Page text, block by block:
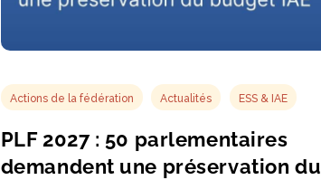
Actions de la fédération Actualités ESS & IAE
PLF 2027 : 50 parlementaires
demandent une préservation du